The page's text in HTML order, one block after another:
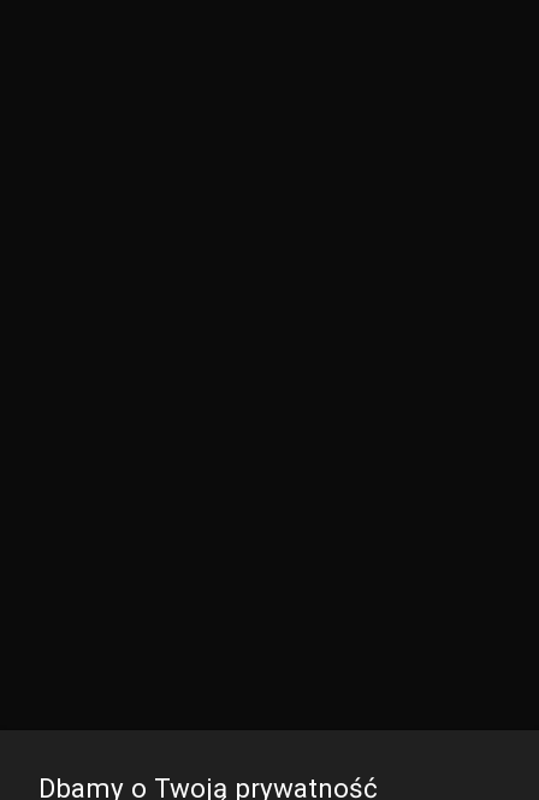
Dbamy o Twoją prywatność